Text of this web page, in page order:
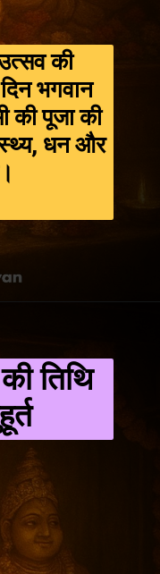
की
भगवान
की पूजा की
धन और
तिथि